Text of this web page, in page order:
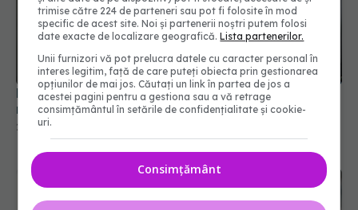
Primul studiu clinic pentru un vaccin care nu
necesită refrigerare, lansat de Marea Britanie
29 apr 2025, 19:03
trimise către 224 de parteneri sau pot fi folosite în mod
specific de acest site. Noi și partenerii noștri putem folosi
date exacte de localizare geografică.Lista partenerilor.
Unii furnizori vă pot prelucra datele cu caracter personal în
interes legitim, față de care puteți obiecta prin gestionarea
opțiunilor de mai jos. Căutați un link în partea de jos a
acestei pagini pentru a gestiona sau a vă retrage
consimțământul în setările de confidențialitate și cookie-
uri.
Consimțământ